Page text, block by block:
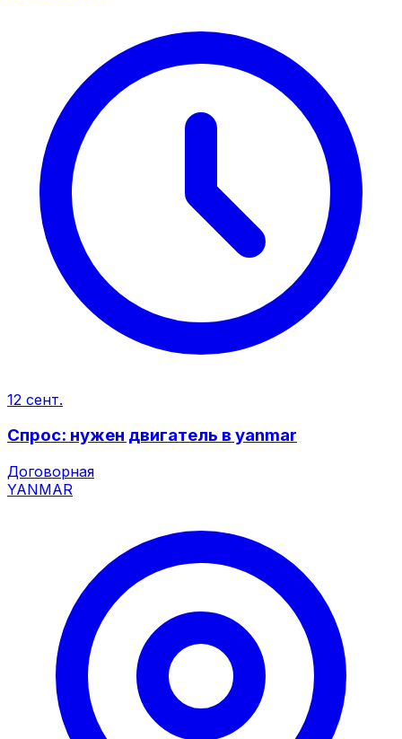
12 сент.
Спрос: нужен двигатель в yanmar
Договорная
YANMAR